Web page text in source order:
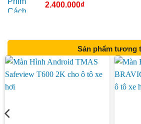
2.400.000₫
Sản phẩm tương